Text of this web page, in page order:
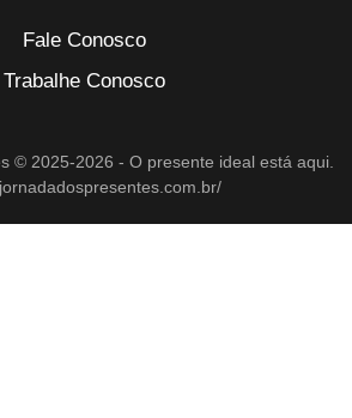
Fale Conosco
Trabalhe Conosco
© 2025-2026 - O presente ideal está aqui.